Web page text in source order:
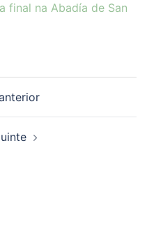
final na Abadía de San